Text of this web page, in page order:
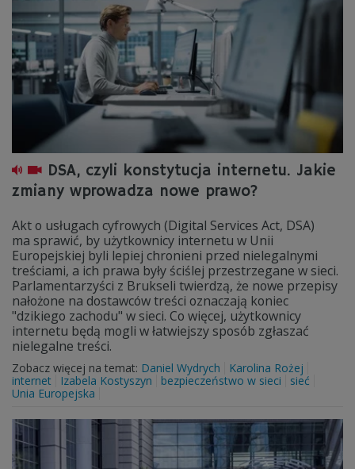
DSA, czyli konstytucja internetu. Jakie
zmiany wprowadza nowe prawo?
Akt o usługach cyfrowych (Digital Services Act, DSA)
ma sprawić, by użytkownicy internetu w Unii
Europejskiej byli lepiej chronieni przed nielegalnymi
treściami, a ich prawa były ściślej przestrzegane w sieci.
Parlamentarzyści z Brukseli twierdzą, że nowe przepisy
nałożone na dostawców treści oznaczają koniec
"dzikiego zachodu" w sieci. Co więcej, użytkownicy
internetu będą mogli w łatwiejszy sposób zgłaszać
nielegalne treści.
Zobacz więcej na temat: Daniel Wydrych
Karolina Rożej
internet
Izabela Kostyszyn bezpieczeństwo w sieci
sieć
Unia Europejska